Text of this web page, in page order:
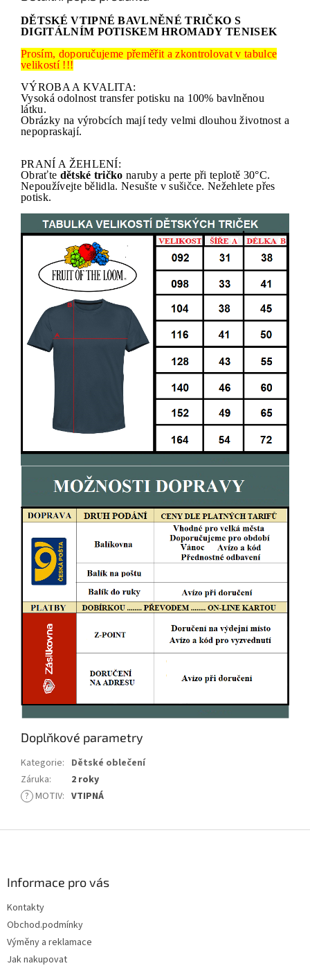
DĚTSKÉ VTIPNÉ BAVLNĚNÉ TRIČKO S
DIGITÁLNÍM POTISKEM HROMADY TENISEK
Prosím, doporučujeme přeměřit a zkontrolovat v tabulce
velikostí !!!
VÝROBA A KVALITA:
Vysoká odolnost transfer potisku na 100% bavlněnou
látku.
Obrázky na výrobcích mají tedy velmi dlouhou životnost a
nepopraskají.
PRANÍ A ŽEHLENÍ:
Obraťte dětské tričko naruby a perte při teplotě 30°C.
Nepoužívejte bělidla. Nesušte v sušičce. Nežehlete přes
potisk.
Doplňkové parametry
Kategorie: Dětské oblečení
Záruka:
2 roky
? MOTIV: VTIPNÁ
Informace pro vás
Kontakty
Obchod.podmínky
Výměny a reklamace
Jak nakupovat